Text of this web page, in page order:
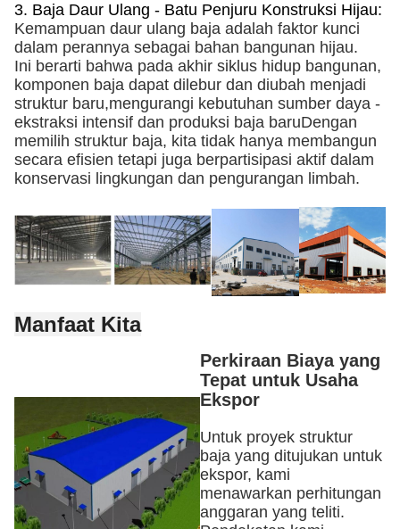
3. Baja Daur Ulang - Batu Penjuru Konstruksi Hijau:
Kemampuan daur ulang baja adalah faktor kunci
dalam perannya sebagai bahan bangunan hijau.
Ini berarti bahwa pada akhir siklus hidup bangunan,
komponen baja dapat dilebur dan diubah menjadi
struktur baru,mengurangi kebutuhan sumber daya -
ekstraksi intensif dan produksi baja baruDengan
memilih struktur baja, kita tidak hanya membangun
secara efisien tetapi juga berpartisipasi aktif dalam
konservasi lingkungan dan pengurangan limbah.
Manfaat Kita
Perkiraan Biaya yang
Tepat untuk Usaha
Ekspor
Untuk proyek struktur
baja yang ditujukan untuk
ekspor, kami
menawarkan perhitungan
anggaran yang teliti.